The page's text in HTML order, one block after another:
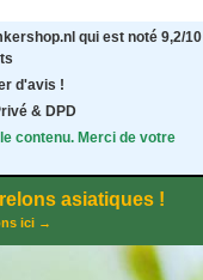
qui est noté 9,2/10
d'avis !
& DPD
contenu. Merci de votre
asiatiques !
ici →